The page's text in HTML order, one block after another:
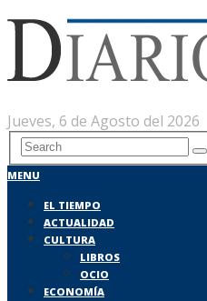
Jueves, 6 de Agosto del 2026
MENU
EL TIEMPO
ACTUALIDAD
CULTURA
LIBROS
OCIO
ECONOMÍA